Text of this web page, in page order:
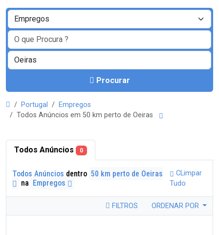
Procurar
Portugal
Empregos
Todos Anúncios em 50 km perto de Oeiras
Todos Anúncios 0
Todos Anúncios dentro 50 km perto de Oeiras
na Empregos
CLimpar
Tudo
FILTROS ORDENAR POR